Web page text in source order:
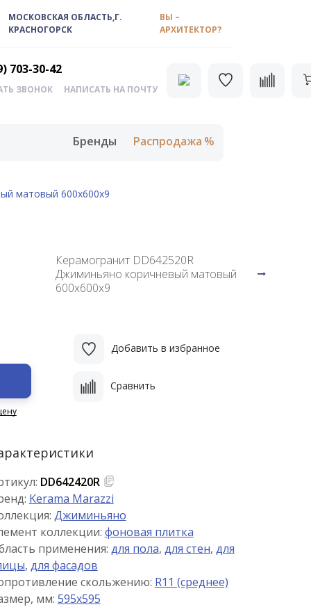
МОСКОВСКАЯ ОБЛАСТЬ,Г.
КРАСНОГОРСК
ВЫ –
АРХИТЕКТОР?
703-30-42
ЗВОНОК НАПИСАТЬ НА ПОЧТУ
Бренды Распродажа
матовый 600х600х9
Керамогранит DD642520R
Джиминьяно коричневый матовый
600х600х9
Добавить в избранное
Сравнить
DD642420R
Kerama Marazzi
Джиминьяно
коллекции: фоновая плитка
применения: для пола, для стен, для
, для фасадов
скольжению: R11 (среднее)
мм: 595x595